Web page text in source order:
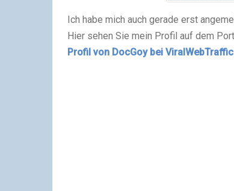
Ich habe mich auch gerade erst
Hier sehen Sie mein Profil auf dem
Profil von DocGoy bei ViralWebTraffic